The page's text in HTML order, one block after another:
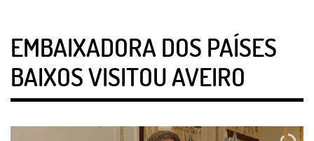
EMBAIXADORA DOS PAÍSES
BAIXOS VISITOU AVEIRO